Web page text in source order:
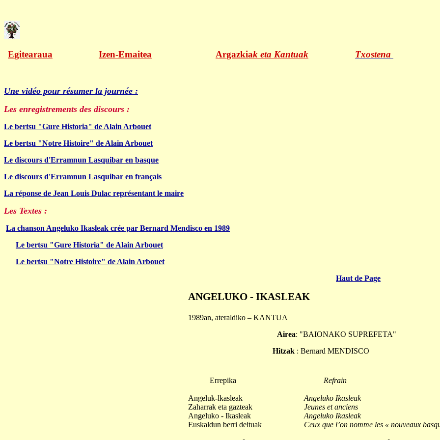
Egitearaua Izen-Emaitea Argazkiak eta Kantuak Txostena
Une vidéo pour résumer la journée :
Les enregistrements des discours :
Le bertsu "Gure Historia" de Alain Arbouet
Le bertsu "Notre Histoire" de Alain Arbouet
Le discours d'Erramnun Lasquibar en basque
Le discours d'Erramnun Lasquibar en français
La réponse de Jean Louis Dulac représentant le maire
Les Textes :
La chanson Angeluko Ikasleak crée par Bernard Mendisco en 1989
Le bertsu "Gure Historia" de Alain Arbouet
Le bertsu "Notre Histoire" de Alain Arbouet
Haut de Page
ANGELUKO - IKASLEAK
1989an, ateraldiko – KANTUA
Airea: "BAIONAKO SUPREFETA"
Hitzak: Bernard MENDISCO
Errepika Refrain
Angeluk-lkasleak
Angeluko Ikasleak
Zaharrak eta gazteak
Jeunes et anciens
Angeluko - Ikasleak
Angeluko Ikasleak
Euskaldun berri deituak
Ceux que l’on nomme les « nouveaux